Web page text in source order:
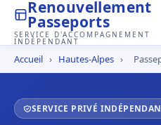
Renouvellement
Passeports
SERVICE D'ACCOMPAGNEMENT
INDÉPENDANT
Accueil › Hautes-Alpes ›
SERVICE PRIVÉ